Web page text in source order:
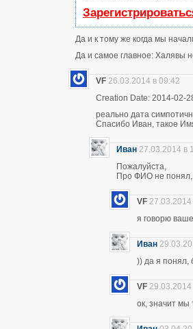
Да и к тому же когда мы
Да и самое главное: Халявы
VF 26.03.2014 в 09:42
Creation Date: 2014-02-
реально дата
Спасибо Иван, такое
Иван 27.03.2014 в
Пожалуйста,
Про ФИО не понял,
VF 27.03.2014
я говорю
Иван
)) да я понял,
VF 29.03.2014
ок, значит